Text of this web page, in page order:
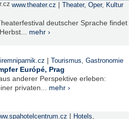
www.theater.cz | Theater, Oper, Kultur
deutscher Sprache findet
mehr ›
| Tourismus, Gastronomie
Európé, Prag
anderer Perspektive erleben:
privaten... mehr ›
| Hotels,